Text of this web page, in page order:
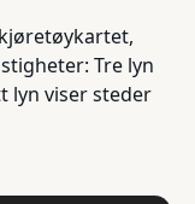
Tre lyn
lyn viser steder